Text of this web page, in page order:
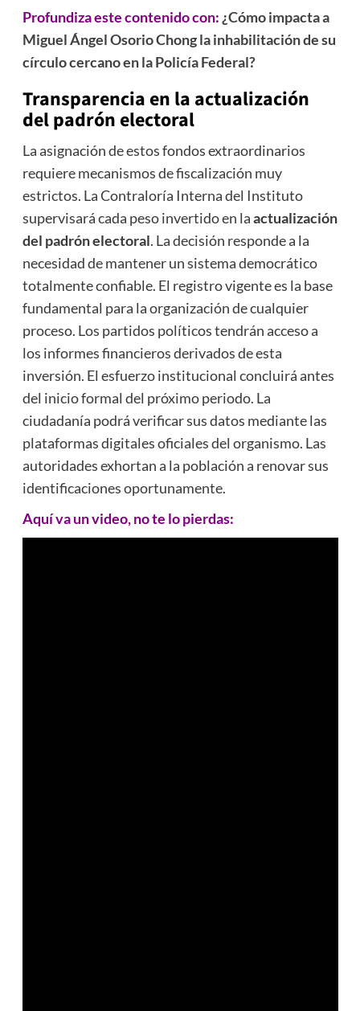
Profundiza este contenido con: ¿Cómo impacta a
Miguel Ángel Osorio Chong la inhabilitación de su
círculo cercano en la Policía Federal?
Transparencia en la actualización
del padrón electoral
La asignación de estos fondos extraordinarios
requiere mecanismos de fiscalización muy
estrictos. La Contraloría Interna del Instituto
supervisará cada peso invertido en laactualización
del padrón electoral. La decisión responde a la
necesidad de mantener un sistema democrático
totalmente confiable. El registro vigente es la base
fundamental para la organización de cualquier
proceso. Los partidos políticos tendrán acceso a
los informes financieros derivados de esta
inversión. El esfuerzo institucional concluirá antes
del inicio formal del próximo periodo. La
ciudadanía podrá verificar sus datos mediante las
plataformas digitales oficiales del organismo. Las
autoridades exhortan a la población a renovar sus
identificaciones oportunamente.
Aquí va un video, no te lo pierdas: